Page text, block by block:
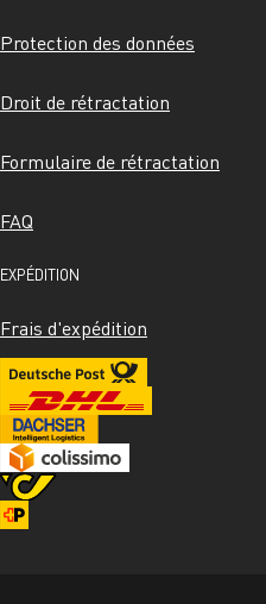
Protection des données
Droit de rétractation
Formulaire de rétractation
FAQ
EXPÉDITION
Frais d'expédition